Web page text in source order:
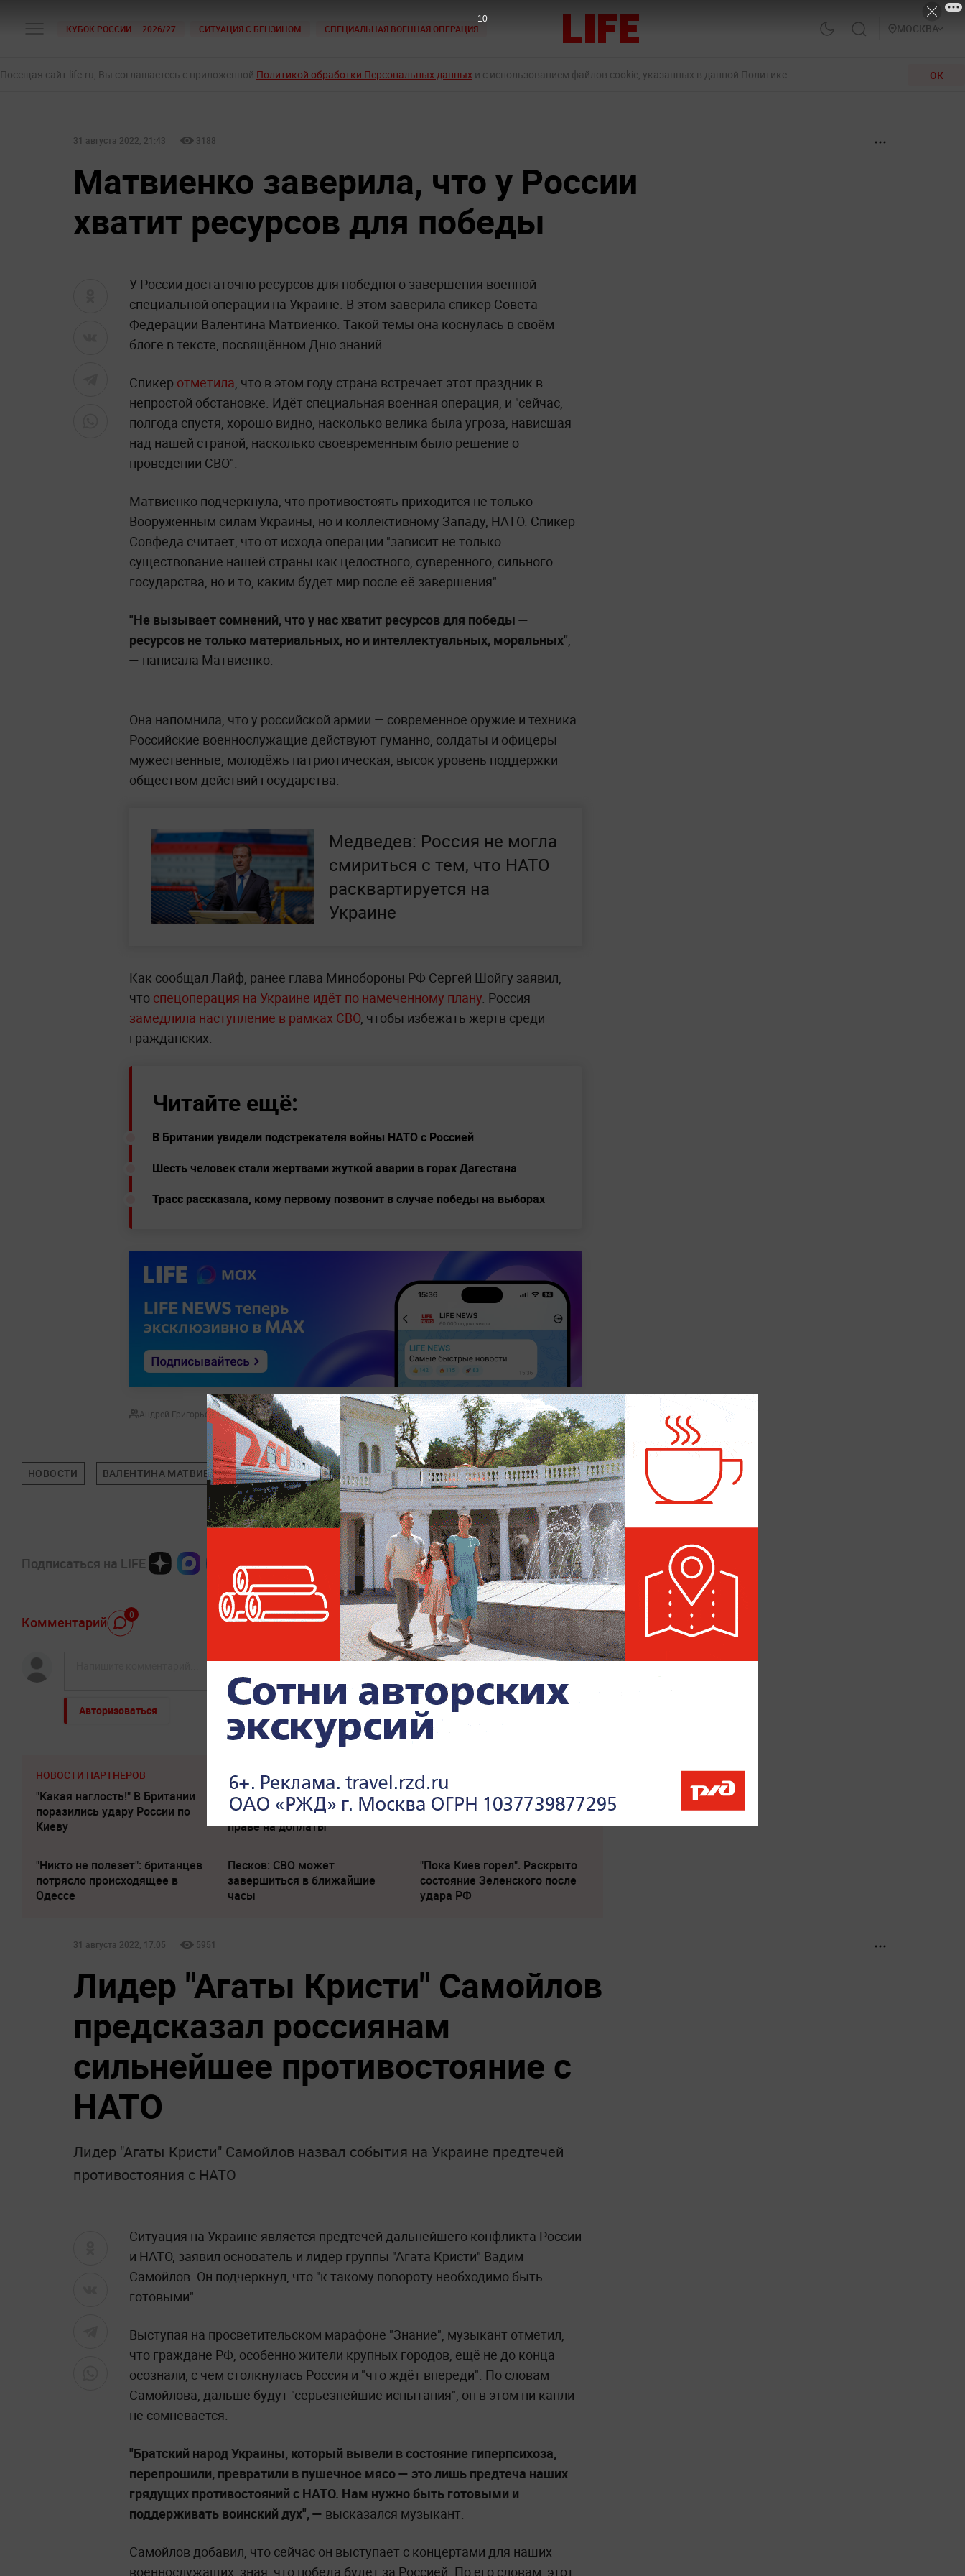
КУБОК РОССИИ — 2026/27 СИТУАЦИЯ С БЕНЗИНОМ СПЕЦИАЛЬНАЯ ВОЕННАЯ ОПЕРАЦИЯ МОСКВА
Посещая сайт life.ru, Вы соглашаетесь с приложенной Политикой обработки Персональных данных и с использованием файлов cookie, указанных в данной Политике. ОК
31 августа 2022, 21:43 3188
Матвиенко заверила, что у России
хватит ресурсов для победы
У России достаточно ресурсов для победного завершения военной
специальной операции на Украине. В этом заверила спикер Совета
Федерации Валентина Матвиенко. Такой темы она коснулась в своём
блоге в тексте, посвящённом Дню знаний.
Спикер отметила, что в этом году страна встречает этот праздник в
непростой обстановке. Идёт специальная военная операция, и "сейчас,
полгода спустя, хорошо видно, насколько велика была угроза, нависшая
над нашей страной, насколько своевременным было решение о
проведении СВО".
Матвиенко подчеркнула, что противостоять приходится не только
Вооружённым силам Украины, но и коллективному Западу, НАТО. Спикер
Совфеда считает, что от исхода операции "зависит не только
существование нашей страны как целостного, суверенного, сильного
государства, но и то, каким будет мир после её завершения".
"Не вызывает сомнений, что у нас хватит ресурсов для победы —
ресурсов не только материальных, но и интеллектуальных, моральных",
— написала Матвиенко.
Она напомнила, что у российской армии — современное оружие и техника.
Российские военнослужащие действуют гуманно, солдаты и офицеры
мужественные, молодёжь патриотическая, высок уровень поддержки
обществом действий государства.
Медведев: Россия не могла
смириться с тем, что НАТО
расквартируется на
Украине
Как сообщал Лайф, ранее глава Минобороны РФ Сергей Шойгу заявил,
что спецоперация на Украине идёт по намеченному плану. Россия
замедлила наступление в рамках СВО, чтобы избежать жертв среди
гражданских.
Читайте ещё:
В Британии увидели подстрекателя войны НАТО с Россией
Шесть человек стали жертвами жуткой аварии в горах Дагестана
Трасс рассказала, кому первому позвонит в случае победы на выборах
Андрей Григорьев
НОВОСТИ ВАЛЕНТИНА МАТВИЕНКО СПЕЦИАЛЬНАЯ ВОЕННАЯ ОПЕРАЦИЯ (СВО) СОВЕТ ФЕДЕРАЦИИ ПОЛИТИКА РОССИИ
Подписаться на LIFE
Комментарий 0
Авторизоваться
НОВОСТИ ПАРТНЕРОВ
"Какая наглость!" В Британии
поразились удару России по
Киеву
Пенсионерам с выплатами
ниже 35 000 напомнили о
праве на доплаты
Слуцкий выступил с
прощальным заявлением
"Никто не полезет": британцев
потрясло происходящее в
Одессе
Песков: СВО может
завершиться в ближайшие
часы
"Пока Киев горел". Раскрыто
состояние Зеленского после
удара РФ
31 августа 2022, 17:05 5951
Лидер "Агаты Кристи" Самойлов
предсказал россиянам
сильнейшее противостояние с
НАТО
Лидер "Агаты Кристи" Самойлов назвал события на Украине предтечей
противостояния с НАТО
Ситуация на Украине является предтечей дальнейшего конфликта России
и НАТО, заявил основатель и лидер группы "Агата Кристи" Вадим
Самойлов. Он подчеркнул, что "к такому повороту необходимо быть
готовыми".
Выступая на просветительском марафоне "Знание", музыкант отметил,
что граждане РФ, особенно жители крупных городов, ещё не до конца
осознали, с чем столкнулась Россия и "что ждёт впереди". По словам
Самойлова, дальше будут "серьёзнейшие испытания", он в этом ни капли
не сомневается.
"Братский народ Украины, который вывели в состояние гиперпсихоза,
перепрошили, превратили в пушечное мясо — это лишь предтеча наших
грядущих противостояний с НАТО. Нам нужно быть готовыми и
поддерживать воинский дух",— высказался музыкант.
Самойлов добавил, что сейчас он выступает с концертами для наших
военнослужащих, зная, что победа будет за Россией. По его словам, этот
9